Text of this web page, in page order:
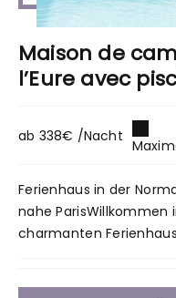
Maison de
l’Eure avec
ab 338€ /Nacht
Ferienhaus in der
nahe ParisWillkommen
charmanten